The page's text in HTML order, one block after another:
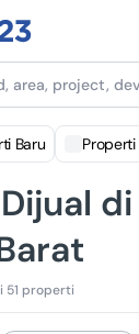
area, project,
Baru
51 properti